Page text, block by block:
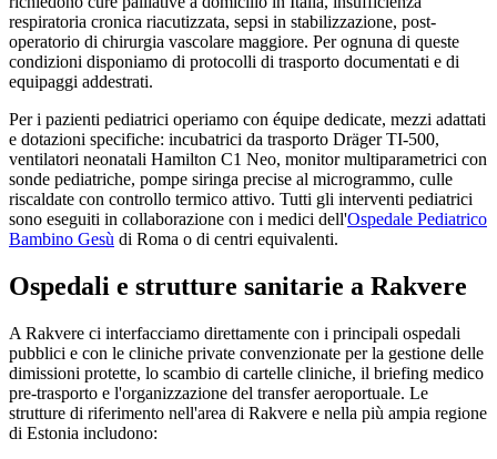
respiratoria cronica riacutizzata, sepsi in stabilizzazione, post-
operatorio di chirurgia vascolare maggiore. Per ognuna di queste
condizioni disponiamo di protocolli di trasporto documentati e di
equipaggi addestrati.
Per i pazienti pediatrici operiamo con équipe dedicate, mezzi adattati
e dotazioni specifiche: incubatrici da trasporto Dräger TI-500,
ventilatori neonatali Hamilton C1 Neo, monitor multiparametrici con
sonde pediatriche, pompe siringa precise al microgrammo, culle
riscaldate con controllo termico attivo. Tutti gli interventi pediatrici
sono eseguiti in collaborazione con i medici dell'Ospedale Pediatrico
Bambino Gesù di Roma o di centri equivalenti.
Ospedali e strutture sanitarie a Rakvere
A Rakvere ci interfacciamo direttamente con i principali ospedali
pubblici e con le cliniche private convenzionate per la gestione delle
dimissioni protette, lo scambio di cartelle cliniche, il briefing medico
pre-trasporto e l'organizzazione del transfer aeroportuale. Le
strutture di riferimento nell'area di Rakvere e nella più ampia regione
di Estonia includono: